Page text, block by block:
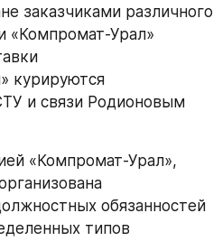
заказчиками различного
«Компромат-Урал»
курируются
и связи Родионовым
обязанностей
типов